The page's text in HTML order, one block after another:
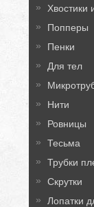
Хвостики
Попперы
Пенки
Для тел
Нити
Ровницы
Тесьма
Трубки
Скрутки
Лопатки